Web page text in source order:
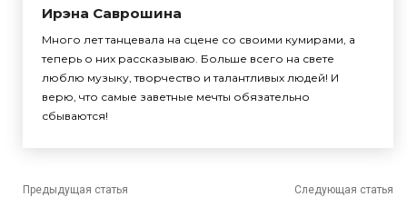
Ирэна Саврошина
Много лет танцевала на сцене со своими кумирами, а
теперь о них рассказываю. Больше всего на свете
люблю музыку, творчество и талантливых людей! И
верю, что самые заветные мечты обязательно
сбываются!
Предыдущая статья Следующая статья